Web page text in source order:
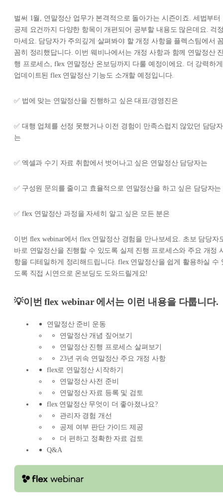
벌써 1월, 연말정산 업무가 본격적으로 돌아가는 시즌이죠. 세법부터
공제 요건까지 다양한 항목이 개편되어 공부할 내용도 많은데요. 걱
마세요. 담당자가 주의깊게 살펴봐야 할 개정 사항을 플렉스팀에서
꼼히 정리했답니다. 이번 웨비나에서는 개정 사항과 함께 연말정산
행 프로세스, flex 연말정산 온보딩까지 다룰 예정이에요. 더 강력하게
업데이트된 flex 연말정산 기능도 소개할 예정입니다.
✅ 법에 맞는 연말정산을 진행하고 싶은 대표/경영진은
✅ 대행 업체를 선정 못했거나 이전 경험이 만족스럽지 않았던 담당자
는
✅ 엑셀과 수기 자료 취합에서 벗어나고 싶은 연말정산 담당자는
✅ 구성원 문의를 줄이고 효율적으로 연말정산을 하고 싶은 담당자는
✅ flex 연말정산 과정을 자세히 알고 싶은 모든 분은
이번 flex webinar에서 flex 연말정산 경험을 만나보세요. 초보 담당자
바로 연말정산을 진행할 수 있도록 실제 진행 프로세스와 주요 개정
항을 디테일하게 정리해드립니다. flex 연말정산을 쉽게 활용하실 수
도록 직접 시연으로 온보딩도 도와드릴게요!
💡이번 flex webinar 에서는 이런 내용을 다룹니다.
연말정산 준비 운동
연말정산 개념 짚어보기
연말정산 진행 프로세스 살펴보기
23년 귀속 연말정산 주요 개정 사항
flex로 연말정산 시작하기
연말정산 사전 준비
연말정산 자료 등록 및 검토
flex 연말정산 무엇이 더 좋아졌나요?
관리자 경험 개선
공제 여부 판단 가이드 제공
더 편하고 정확한 자료 검토
Q&A